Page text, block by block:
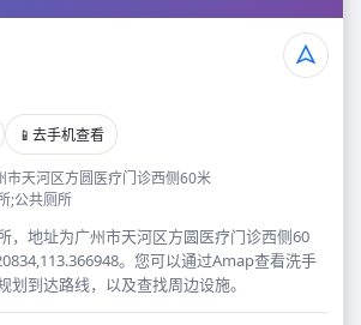
📱 去手机查看
市天河区方圆医疗门诊西侧60米
;公共厕所
，地址为广州市天河区方圆医疗门诊西侧60
。您可以通过Amap查看洗手
划到达路线，以及查找周边设施。